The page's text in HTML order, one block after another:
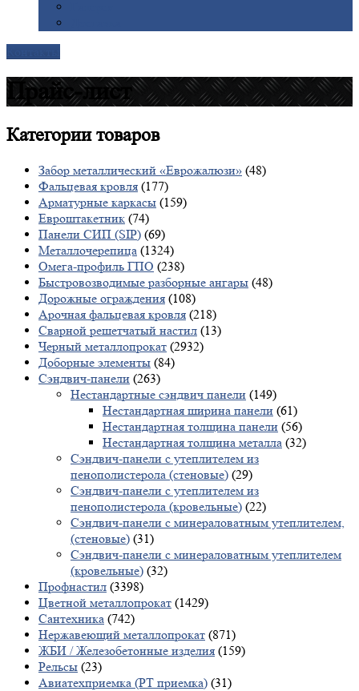
Прайс-лист
Категориитоваров
Забор металлический «Еврожалюзи» (48)
Фальцевая кровля (177)
Арматурные каркасы (159)
Евроштакетник (74)
Панели СИП (SIP) (69)
Металлочерепица (1324)
Омега-профиль ГПО (238)
Быстровозводимые разборные ангары (48)
Дорожные ограждения (108)
Арочная фальцевая кровля (218)
Сварной решетчатый настил (13)
Черный металлопрокат (2932)
Доборные элементы (84)
Сэндвич-панели (263)
Нестандартные сэндвич панели (149)
Нестандартная ширина панели (61)
Нестандартная толщина панели (56)
Нестандартная толщина металла (32)
Сэндвич-панели с утеплителем из
пенополистерола (стеновые) (29)
Сэндвич-панели с утеплителем из
пенополистерола (кровельные) (22)
Сэндвич-панели с минераловатным утеплителем,
(стеновые) (31)
Сэндвич-панели с минераловатным утеплителем
(кровельные) (32)
Профнастил (3398)
Цветной металлопрокат (1429)
Сантехника (742)
Нержавеющий металлопрокат (871)
ЖБИ / Железобетонные изделия (159)
Рельсы (23)
Авиатехприемка (РТ приемка) (31)